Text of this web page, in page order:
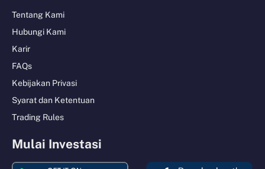
Tentang Kami
Hubungi Kami
Karir
FAQs
Kebijakan Privasi
Syarat dan Ketentuan
Trading Rules
Mulai Investasi